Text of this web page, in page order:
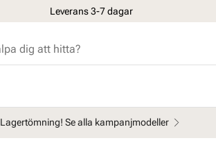
Leverans 3-7 dagar
Lagertömning! Se alla kampanjmodeller